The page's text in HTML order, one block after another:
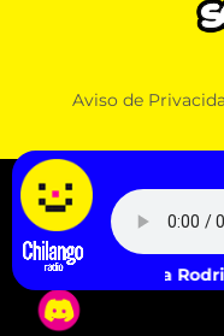
Aviso de
© 2026 SOPITAS.COM -
MÁS!.
Olivia Rodrigo